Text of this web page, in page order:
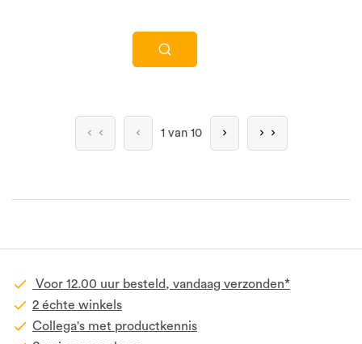
1 van 10
Voor 12.00 uur besteld, vandaag verzonden*
2 échte winkels
Collega's met productkennis